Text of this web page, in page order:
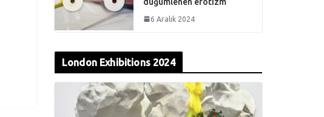
6 Aralık 2024
London Exhibitions 2024